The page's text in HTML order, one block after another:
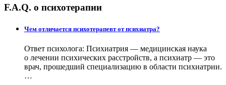
F.A.Q. о психотерапии
Чем отличается психотерапевт от психиатра?
Ответ психолога: Психиатрия — медицинская наука
о лечении психических расстройств, а психиатр — это
врач, прошедший специализацию в области психиатрии.
…